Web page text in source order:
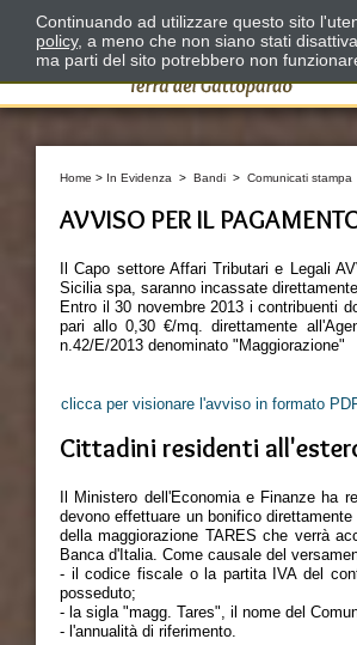
Home > In Evidenza > Bandi > Comunicati stampa
AVVISO PER IL
Il Capo settore Affari Tributari e Legali
Sicilia spa, saranno incassate
Entro il 30 novembre 2013 i contribuenti
pari allo 0,30 €/mq. direttamente
n.42/E/2013 denominato "Maggiorazione"
clicca per visionare l'avviso in formato
Cittadini residenti
Il Ministero dell'Economia e Finanze
devono effettuare un bonifico
della maggiorazione TARES che verrà
Banca d'Italia. Come causale del
- il codice fiscale o la partita IVA del
posseduto;
- la sigla "magg. Tares", il nome del
- l'annualità di riferimento.
Continuando ad utilizzare questo sito
policy, a meno che non siano stati
ma parti del sito potrebbero non